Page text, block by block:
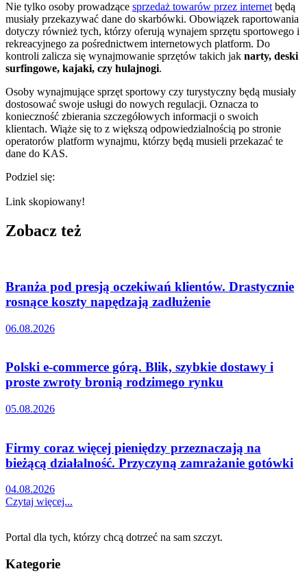
Nie tylko osoby prowadzące sprzedaż towarów przez internet będą
musiały przekazywać dane do skarbówki. Obowiązek raportowania
dotyczy również tych, którzy oferują wynajem sprzętu sportowego i
rekreacyjnego za pośrednictwem internetowych platform. Do
kontroli zalicza się wynajmowanie sprzętów takich jak narty, deski
surfingowe, kajaki, czy hulajnogi.
Osoby wynajmujące sprzęt sportowy czy turystyczny będą musiały
dostosować swoje usługi do nowych regulacji. Oznacza to
konieczność zbierania szczegółowych informacji o swoich
klientach. Wiąże się to z większą odpowiedzialnością po stronie
operatorów platform wynajmu, którzy będą musieli przekazać te
dane do KAS.
Podziel się:
Link skopiowany!
Zobacz też
Branża pod presją oczekiwań klientów. Drastycznie
rosnące koszty napędzają zadłużenie
06.08.2026
Polski e-commerce górą. Blik, szybkie dostawy i
proste zwroty bronią rodzimego rynku
05.08.2026
Firmy coraz więcej pieniędzy przeznaczają na
bieżącą działalność. Przyczyną zamrażanie gotówki
04.08.2026
Czytaj więcej...
Portal dla tych, którzy chcą dotrzeć na sam szczyt.
Kategorie